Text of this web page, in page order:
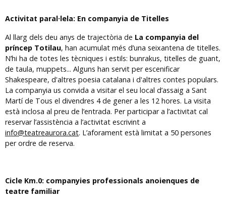
Activitat paral·lela: En companyia de Titelles
Al llarg dels deu anys de trajectòria de La companyia del
príncep Totilau, han acumulat més d’una seixantena de titelles.
N’hi ha de totes les tècniques i estils: bunrakus, titelles de guant,
de taula, muppets... Alguns han servit per escenificar
Shakespeare, d'altres poesia catalana i d'altres contes populars.
La companyia us convida a visitar el seu local d’assaig a Sant
Martí de Tous el divendres 4 de gener a les 12 hores. La visita
està inclosa al preu de l’entrada. Per participar a l’activitat cal
reservar l’assistència a l’activitat escrivint a
info@teatreaurora.cat. L’aforament està limitat a 50 persones
per ordre de reserva.
Cicle Km.0: companyies professionals anoienques de
teatre familiar